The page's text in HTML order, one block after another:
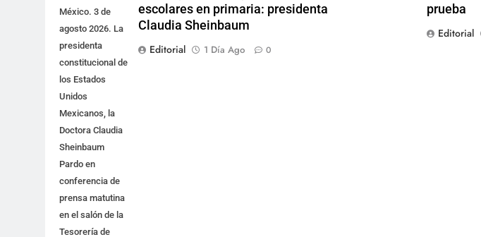
México. 3 de
agosto 2026. La
presidenta
constitucional de
los Estados
Unidos
Mexicanos, la
Doctora Claudia
Sheinbaum
Pardo en
conferencia de
prensa matutina
en el salón de la
Tesorería de
escolares en primaria: presidenta
Claudia Sheinbaum
Editorial
1 Día Ago 0
prueba
Editorial